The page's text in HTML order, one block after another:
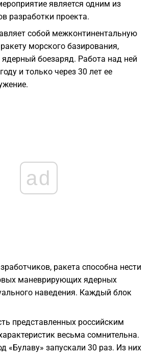
является одним из
разработки проекта.
собой межконтинентальную
морского базирования,
боезаряд. Работа над ней
и только через 30 лет ее
ad
ракета способна нести
маневрирующих ядерных
наведения. Каждый блок
представленных российским
весьма сомнительна.
«Булаву» запускали 30 раз. Из них